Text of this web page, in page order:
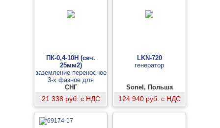
ПК-0,4-10Н (сеч.
25мм2)
заземление переносное
3-х фазное для
изолированных
проводов 0,4-10кВ
СНГ
21 338 руб. с НДС
LKN-720
генератор
Sonel, Польша
124 940 руб. с НДС